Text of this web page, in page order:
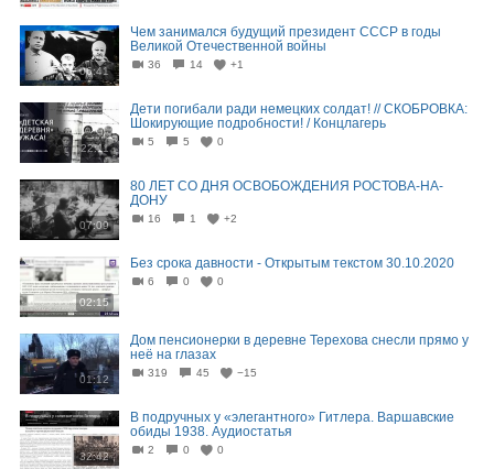
06:41
Чем занимался будущий президент СССР в годы
Великой Отечественной войны
36 14 +1
22:11
Дети погибали ради немецких солдат! // СКОБРОВКА:
Шокирующие подробности! / Концлагерь
5 5 0
07:09
80 ЛЕТ СО ДНЯ ОСВОБОЖДЕНИЯ РОСТОВА-НА-
ДОНУ
16 1 +2
02:15
Без срока давности - Открытым текстом 30.10.2020
6 0 0
01:12
Дом пенсионерки в деревне Терехова снесли прямо у
неё на глазах
319 45 −15
32:42
В подручных у «элегантного» Гитлера. Варшавские
обиды 1938. Аудиостатья
2 0 0